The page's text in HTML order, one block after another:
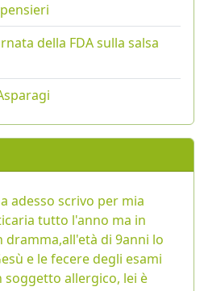
della FDA sulla salsa
adesso scrivo per mia
tutto l'anno ma in
di 9anni lo
e le fecere degli esami
soggetto allergico, lei è